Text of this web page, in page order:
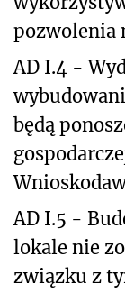
pozwolenia
AD I.4 -
będą
AD I.5 -
lokale nie
związku z